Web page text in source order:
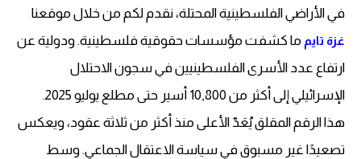
في الأراضي الفلسطينية المحتلة، نقدم لكم من خلال موقعنا
غزة تايم ما كشفت مؤسسات حقوقية فلسطينية. ودولية عن
ارتفاع عدد الأسرى الفلسطينيين في سجون الاحتلال
الإسرائيلي إلى أكثر من 10,800 أسير حتى مطلع يوليو 2025.
هذا الرقم المقلق يُعَدّ الأعلى منذ أكثر من ثلاثة عقود، ويعكس
تصعيدًا غير مسبوق في سياسة الاعتقال الجماعي. وسط